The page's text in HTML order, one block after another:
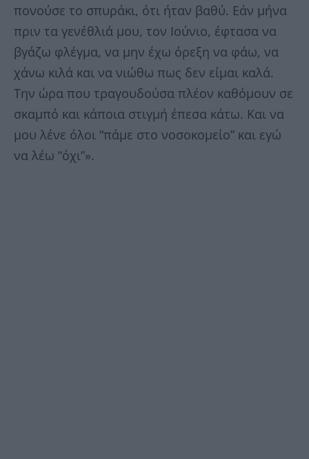
πονούσε το σπυράκι, ότι ήταν βαθύ. Εάν μήνα
πριν τα γενέθλιά μου, τον Ιούνιο, έφτασα να
βγάζω φλέγμα, να μην έχω όρεξη να φάω, να
χάνω κιλά και να νιώθω πως δεν είμαι καλά.
Την ώρα που τραγουδούσα πλέον καθόμουν σε
σκαμπό και κάποια στιγμή έπεσα κάτω. Και να
μου λένε όλοι “πάμε στο νοσοκομείο” και εγώ
να λέω “όχι”».